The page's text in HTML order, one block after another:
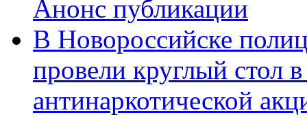
Анонс публикации
В Новороссийске
провели круглый стол
антинаркотической